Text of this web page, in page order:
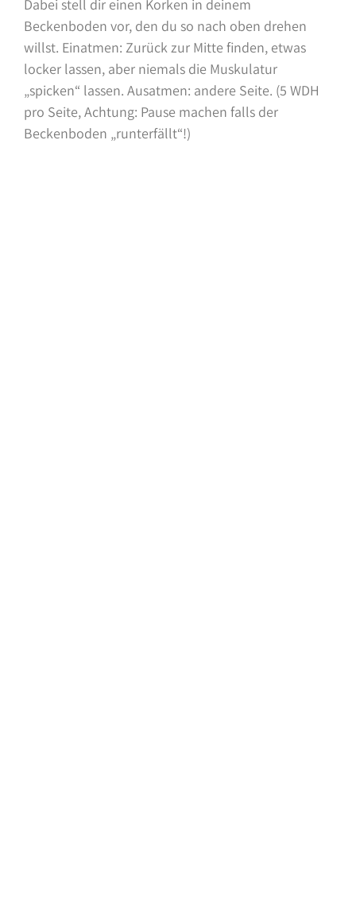
Dabei stell dir einen Korken in deinem
Beckenboden vor, den du so nach oben drehen
willst. Einatmen: Zurück zur Mitte finden, etwas
locker lassen, aber niemals die Muskulatur
„spicken“ lassen. Ausatmen: andere Seite. (5 WDH
pro Seite, Achtung: Pause machen falls der
Beckenboden „runterfällt“!)